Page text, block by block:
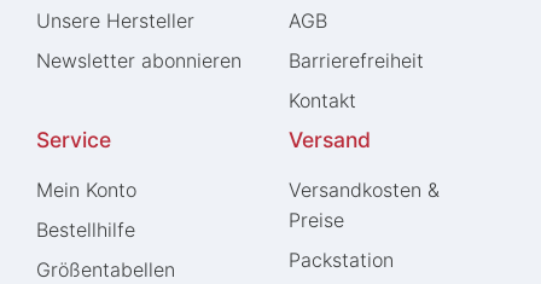
Unsere Hersteller
Newsletter abonnieren
AGB
Barrierefreiheit
Kontakt
Service
Mein Konto
Bestellhilfe
Größentabellen
Versand
Versandkosten &
Preise
Packstation